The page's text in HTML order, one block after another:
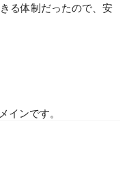
る体制だったので、安
ンです。